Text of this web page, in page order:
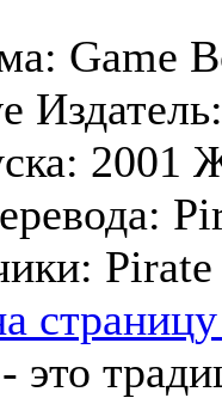
Game
Издатель:
2001
Pirate
это